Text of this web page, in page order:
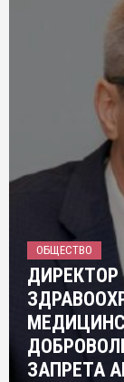
ОБЩЕСТВО
ЗАПРЕТА